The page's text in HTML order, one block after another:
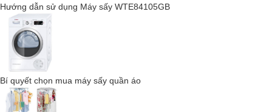
Hướng dẫn sử dụng Máy sấy WTE84105GB
Bí quyết chọn mua máy sấy quần áo